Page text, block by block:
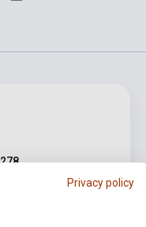
Privacy policy